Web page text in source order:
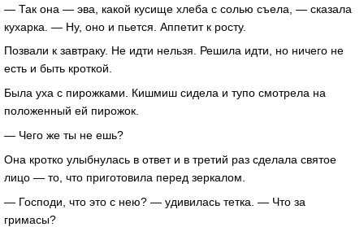
— Так она — эва, какой кусище хлеба с солью съела, — сказала
кухарка. — Ну, оно и пьется. Аппетит к росту.
Позвали к завтраку. Не идти нельзя. Решила идти, но ничего не
есть и быть кроткой.
Была уха с пирожками. Кишмиш сидела и тупо смотрела на
положенный ей пирожок.
— Чего же ты не ешь?
Она кротко улыбнулась в ответ и в третий раз сделала святое
лицо — то, что приготовила перед зеркалом.
— Господи, что это с нею? — удивилась тетка. — Что за
гримасы?